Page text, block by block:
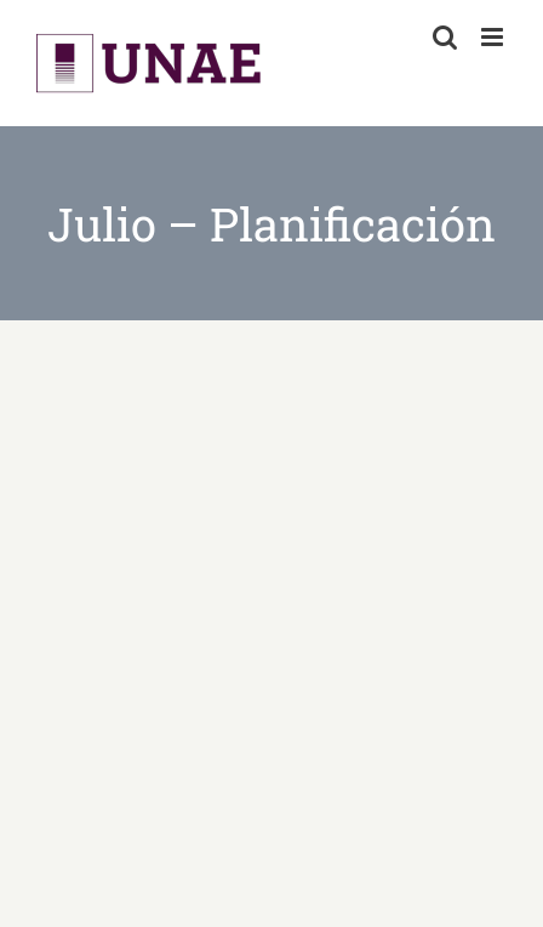
content
Julio – Planificación